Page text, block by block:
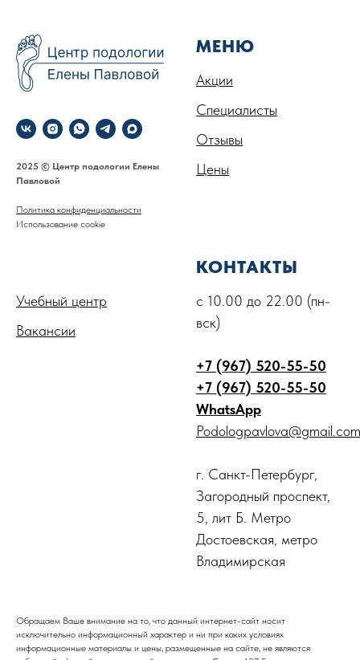
2025 © Центр подологии Елены
Павловой
Политика конфиденциальности
Использование cookie
МЕНЮ
Акции
Специалисты
Отзывы
Цены
Учебный центр
Вакансии
КОНТАКТЫ
с 10.00 до 22.00 (пн-
вск)
+7 (967) 520-55-50
+7 (967) 520-55-50
WhatsApp
Podologpavlova@gmail.com
г. Санкт-Петербург,
Загородный проспект,
5, лит Б. Метро
Достоевская, метро
Владимирская
Обращаем Ваше внимание на то, что данный интернет-сайт носит
исключительно информационный характер и ни при каких условиях
информационные материалы и цены, размещенные на сайте, не являются